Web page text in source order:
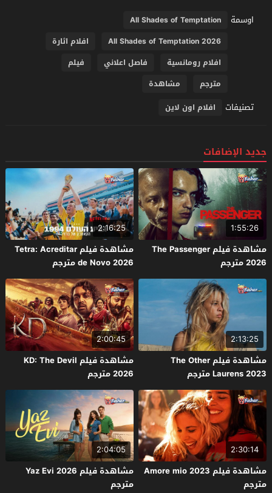
اوسمة
All Shades of Temptation
All Shades of Temptation 2026
افلام اثارة
افلام رومانسية
فاصل اعلاني
فيلم
مترجم
مشاهدة
تصنيفات افلام اون لاين
جديد الإضافات
1:55:26
مشاهدة فيلم The Passenger
2026 مترجم
2:16:25
مشاهدة فيلم Tetra: Acreditar
de Novo 2026 مترجم
2:13:25
مشاهدة فيلم The Other
Laurens 2023 مترجم
2:00:45
مشاهدة فيلم KD: The Devil
2026 مترجم
2:30:14
مشاهدة فيلم Amore mio 2023
مترجم
2:04:05
مشاهدة فيلم Yaz Evi 2026
مترجم